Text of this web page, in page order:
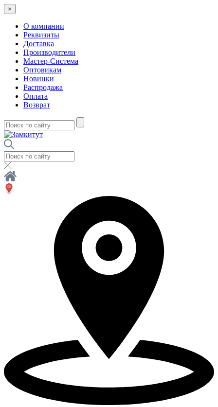
×
О компании
Реквизиты
Доставка
Производители
Мастер-Система
Оптовикам
Новинки
Распродажа
Оплата
Возврат